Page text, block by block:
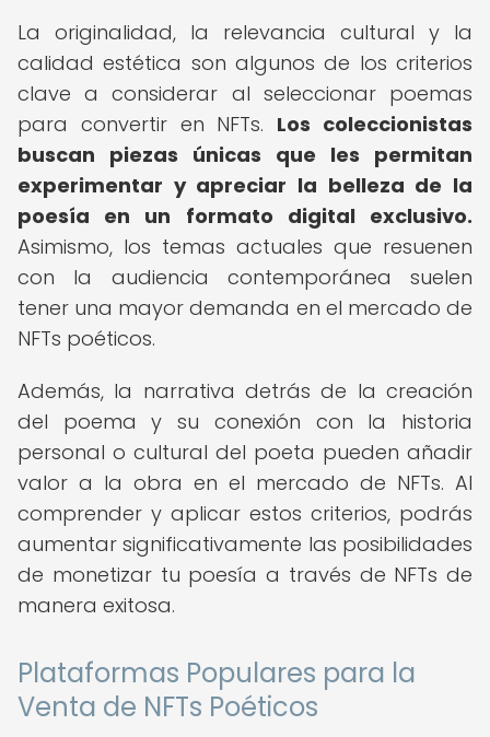
La originalidad, la relevancia cultural y la
calidad estética son algunos de los criterios
clave a considerar al seleccionar poemas
para convertir en NFTs. Los coleccionistas
buscan piezas únicas que les permitan
experimentar y apreciar la belleza de la
poesía en un formato digital exclusivo.
Asimismo, los temas actuales que resuenen
con la audiencia contemporánea suelen
tener una mayor demanda en el mercado de
NFTs poéticos.
Además, la narrativa detrás de la creación
del poema y su conexión con la historia
personal o cultural del poeta pueden añadir
valor a la obra en el mercado de NFTs. Al
comprender y aplicar estos criterios, podrás
aumentar significativamente las posibilidades
de monetizar tu poesía a través de NFTs de
manera exitosa.
Plataformas Populares para la
Venta de NFTs Poéticos